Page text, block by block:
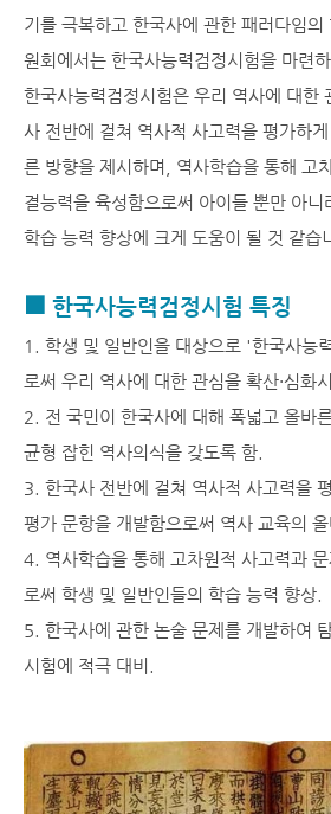
기를 극복하고 한국사에 관한 패러다임의
원회에서는 한국사능력검정시험을 마련
한국사능력검정시험은 우리 역사에 대한
사 전반에 걸쳐 역사적 사고력을 평가하
른 방향을 제시하며, 역사학습을 통해 고
결능력을 육성함으로써 아이들 뿐만 아
학습 능력 향상에 크게 도움이 될 것 같습
■ 한국사능력검정시험 특징
1. 학생 및 일반인을 대상으로 '한국사능
로써 우리 역사에 대한 관심을 확산·심화
2. 전 국민이 한국사에 대해 폭넓고 올바
균형 잡힌 역사의식을 갖도록 함.
3. 한국사 전반에 걸쳐 역사적 사고력을
평가 문항을 개발함으로써 역사 교육의 올
4. 역사학습을 통해 고차원적 사고력과
로써 학생 및 일반인들의 학습 능력 향상.
5. 한국사에 관한 논술 문제를 개발하여
시험에 적극 대비.